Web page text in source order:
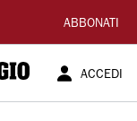
ABBONATI
ACCEDI